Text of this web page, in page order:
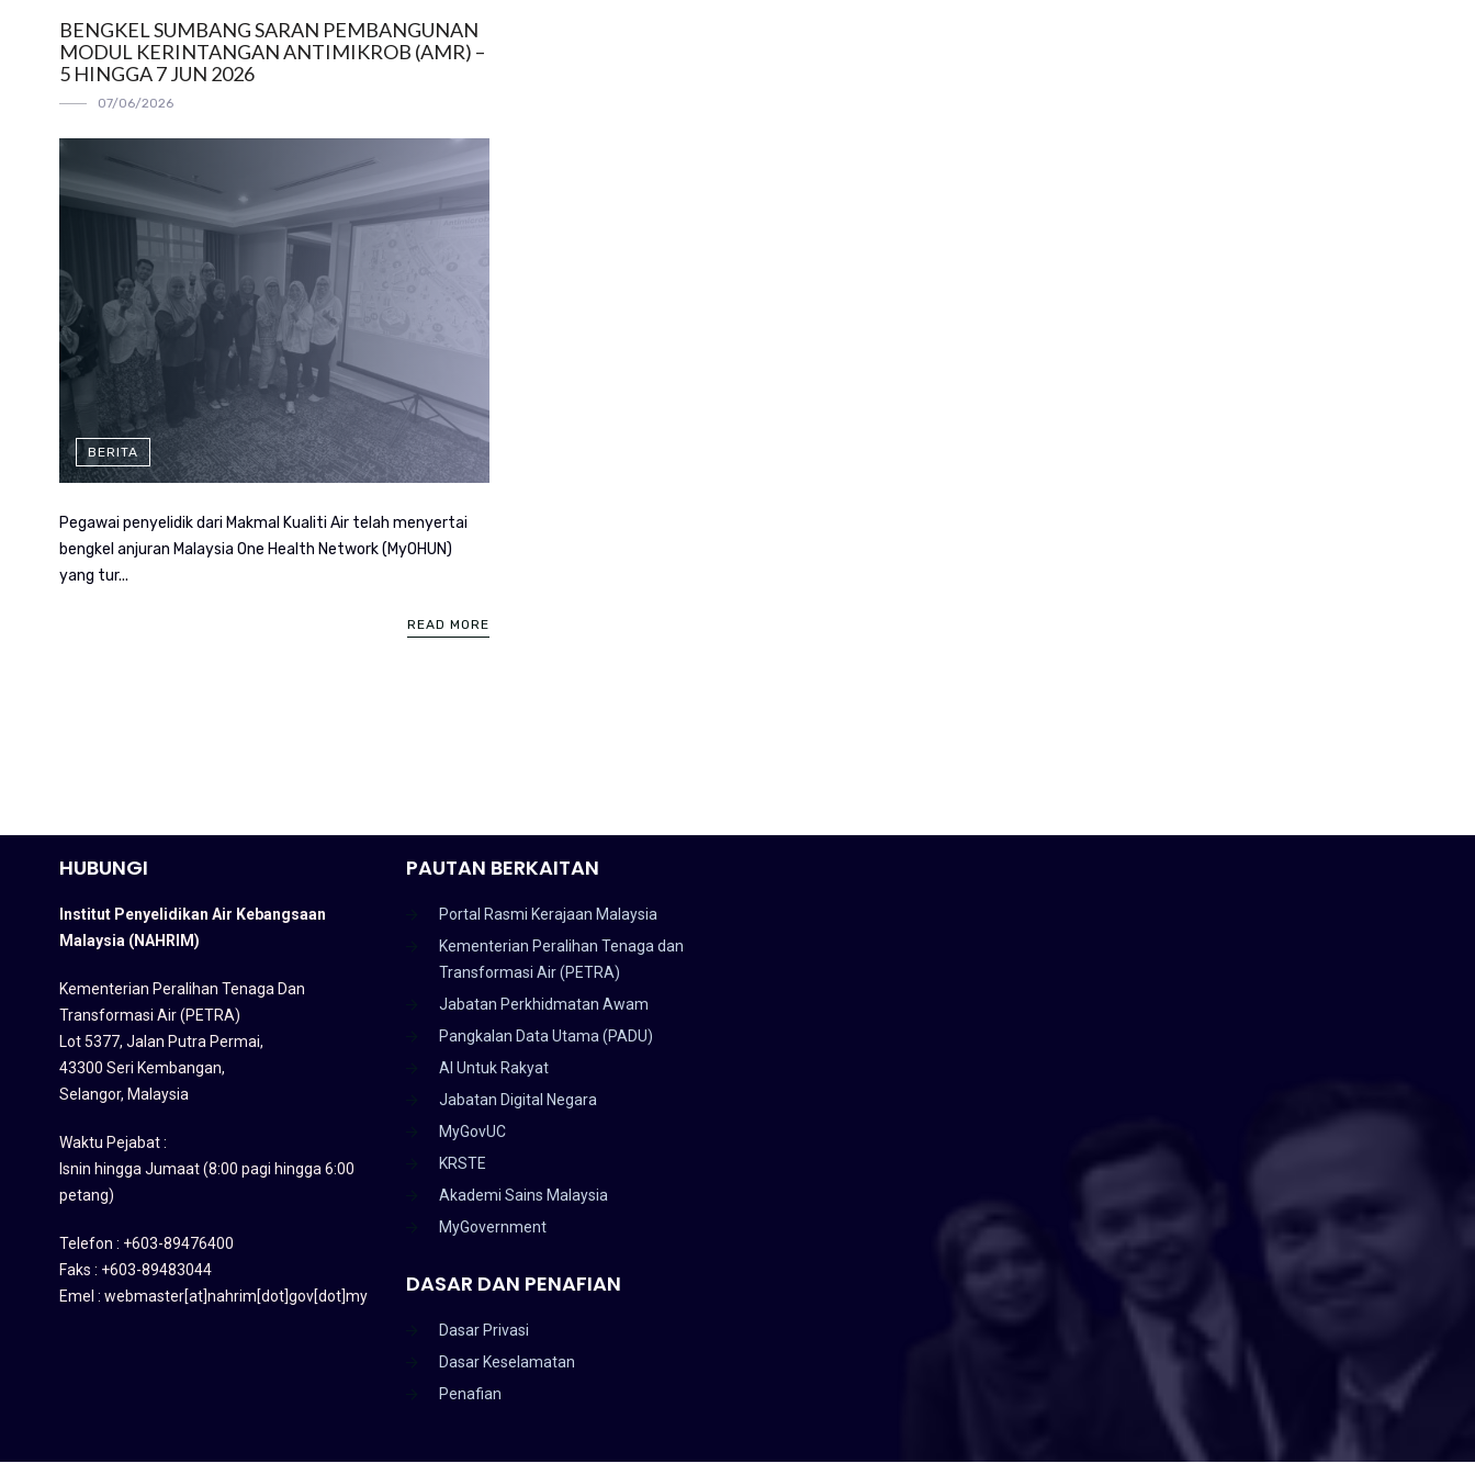
BENGKEL SUMBANG SARAN PEMBANGUNAN
MODUL KERINTANGAN ANTIMIKROB (AMR) –
5 HINGGA 7 JUN 2026
07/06/2026
BERITA
Pegawai penyelidik dari Makmal Kualiti Air telah menyertai
bengkel anjuran Malaysia One Health Network (MyOHUN)
yang tur...
READ MORE
HUBUNGI
Institut Penyelidikan Air Kebangsaan
Malaysia (NAHRIM)
Kementerian Peralihan Tenaga Dan
Transformasi Air (PETRA)
Lot 5377, Jalan Putra Permai,
43300 Seri Kembangan,
Selangor, Malaysia
Waktu Pejabat :
Isnin hingga Jumaat (8:00 pagi hingga 6:00
petang)
Telefon : +603-89476400
Faks : +603-89483044
Emel : webmaster[at]nahrim[dot]gov[dot]my
PAUTAN BERKAITAN
Portal Rasmi Kerajaan Malaysia
Kementerian Peralihan Tenaga dan
Transformasi Air (PETRA)
Jabatan Perkhidmatan Awam
Pangkalan Data Utama (PADU)
AI Untuk Rakyat
Jabatan Digital Negara
MyGovUC
KRSTE
Akademi Sains Malaysia
MyGovernment
DASAR DAN PENAFIAN
Dasar Privasi
Dasar Keselamatan
Penafian